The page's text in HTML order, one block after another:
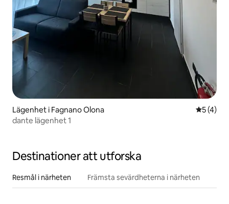
Lägenhet i Fagnano Olona 5 av 5 i
5 (4)
dante lägenhet 1
Destinationer att utforska
Resmål i närheten Främsta sevärdheterna i närheten